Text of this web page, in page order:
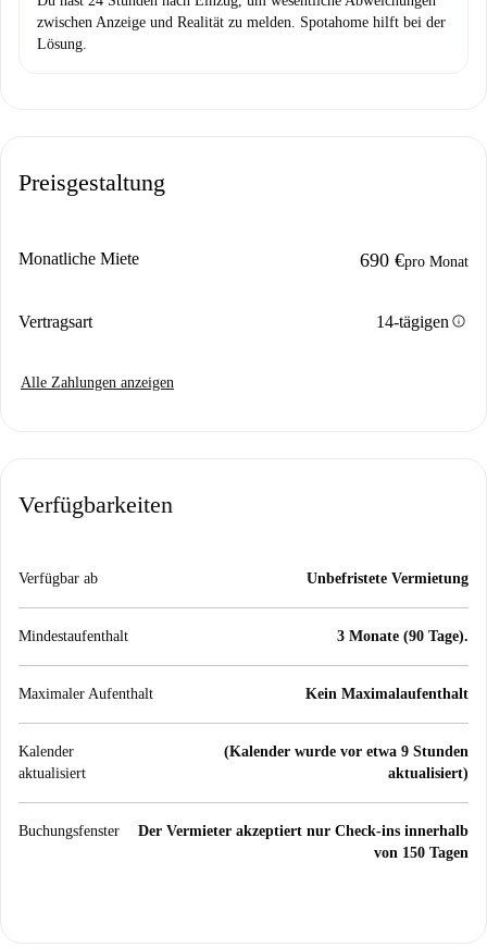
zwischen Anzeige und Realität zu melden. Spotahome hilft bei der
Lösung.
Preisgestaltung
Monatliche Miete 690 €pro Monat
Vertragsart 14-tägigeninfo
Alle Zahlungen anzeigen
Verfügbarkeiten
Verfügbar ab Unbefristete Vermietung
Mindestaufenthalt 3 Monate (90 Tage).
Maximaler Aufenthalt Kein Maximalaufenthalt
Kalender
aktualisiert
(Kalender wurde vor etwa 9 Stunden
aktualisiert)
Buchungsfenster
Der Vermieter akzeptiert nur Check-ins innerhalb
von 150 Tagen